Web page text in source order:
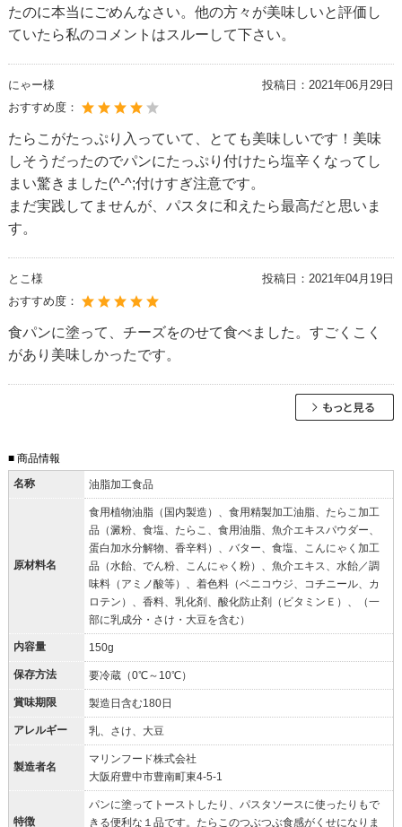
たのに本当にごめんなさい。他の方々が美味しいと評価し
ていたら私のコメントはスルーして下さい。
にゃー様 投稿日： 2021年06月29日
おすすめ度：
たらこがたっぷり入っていて、とても美味しいです！美味
しそうだったのでパンにたっぷり付けたら塩辛くなってし
まい驚きました(^-^;付けすぎ注意です。
まだ実践してませんが、パスタに和えたら最高だと思いま
す。
とこ様 投稿日： 2021年04月19日
おすすめ度：
食パンに塗って、チーズをのせて食べました。すごくこく
があり美味しかったです。
■ 商品情報
名称
油脂加工食品
原材料名
食用植物油脂（国内製造）、食用精製加工油脂、たらこ加工
品（澱粉、食塩、たらこ、食用油脂、魚介エキスパウダー、
蛋白加水分解物、香辛料）、バター、食塩、こんにゃく加工
品（水飴、でん粉、こんにゃく粉）、魚介エキス、水飴／調
味料（アミノ酸等）、着色料（ベニコウジ、コチニール、カ
ロテン）、香料、乳化剤、酸化防止剤（ビタミンＥ）、（一
部に乳成分・さけ・大豆を含む）
内容量 150g
保存方法 要冷蔵（0℃～10℃）
賞味期限 製造日含む180日
アレルギー 乳、さけ、大豆
製造者名
マリンフード株式会社
大阪府豊中市豊南町東4-5-1
特徴
パンに塗ってトーストしたり、パスタソースに使ったりもで
きる便利な１品です。たらこのつぶつぶ食感がくせになりま